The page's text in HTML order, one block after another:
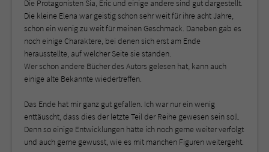
Die Protagonisten Sia, Eric und einige andere sind gut dargestellt.
Die kleine Elena war geistig schon sehr weit für ihre acht Jahre,
schon ein wenig zu weit für meinen Geschmack. Daneben gab es
noch einige Charaktere, bei denen sich erst am Ende
herausstellte, auf welcher Seite sie standen.
Wer schon andere Bücher des Autors gelesen hat, kann auch
einige alte Bekannte wiedertreffen.
Das Ende hat mir ganz gut gefallen. Ich war nur ein wenig
enttäuscht, dass dies der letzte Teil der Reihe gewesen sein soll.
Denn so einige Entwicklungen hätte ich noch gerne weiter verfolgt
und auch gerne gewusst, wie es mit manchen Figuren weitergeht.